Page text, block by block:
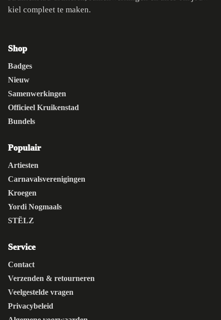
kiel compleet te maken.
Shop
Badges
Nieuw
Samenwerkingen
Officieel Kruikenstad
Bundels
Populair
Artiesten
Carnavalsverenigingen
Kroegen
Yordi Nogmaals
STËLZ
Service
Contact
Verzenden & retourneren
Veelgestelde vragen
Privacybeleid